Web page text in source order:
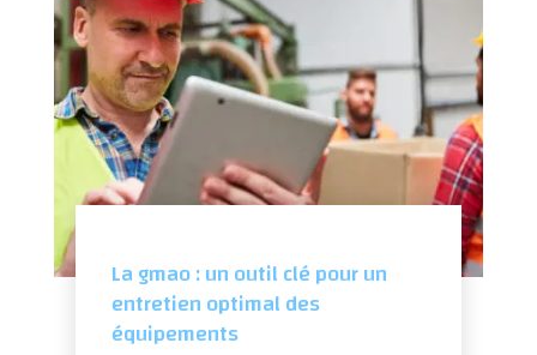
La gmao : un outil clé pour un
entretien optimal des
équipements